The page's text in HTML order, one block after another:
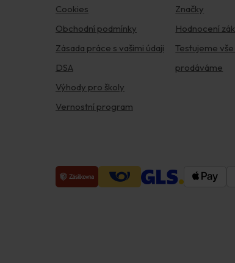
Cookies
Obchodní podmínky
Zásada práce s vašimi údaji
DSA
Výhody pro školy
Vernostní program
Značky
Hodnocení
Testujeme
prodáváme